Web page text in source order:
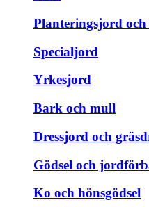
Planteringsjord
Specialjord
Yrkesjord
Bark och mull
Dressjord och
Gödsel och
Ko och hönsgödsel